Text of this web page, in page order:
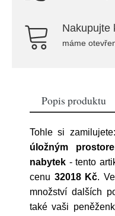
Nakupujte
máme
Popis produktu
Tohle si zamilujete:
úložným
nabytek - tento
cenu 32018 Kč.
množství dalších
také vaši